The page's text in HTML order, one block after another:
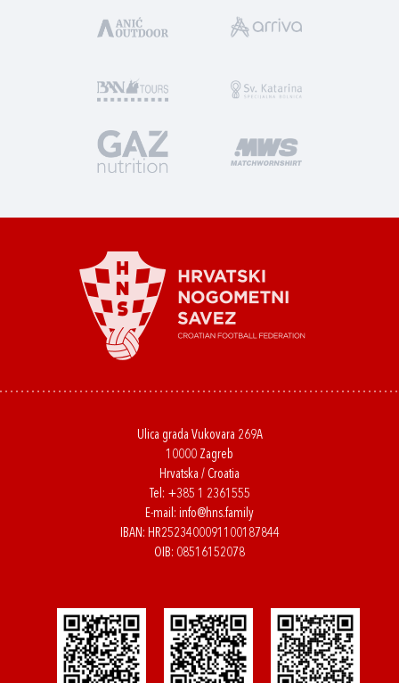
Ulica grada Vukovara 269A
10000 Zagreb
Hrvatska / Croatia
Tel: +385 1 2361555
E-mail: info@hns.family
IBAN: HR2523400091100187844
OIB: 08516152078